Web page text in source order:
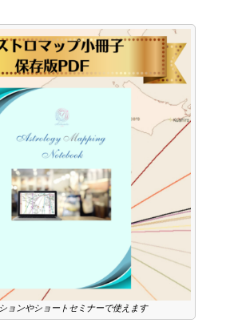
ョンやショートセミナーで使えます